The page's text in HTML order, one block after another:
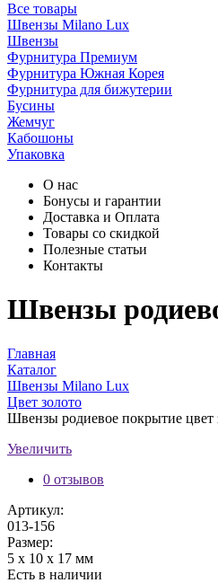
Все товары
Швензы Milano Lux
Швензы
Фурнитура Премиум
Фурнитура Южная Корея
Фурнитура для бижутерии
Бусины
Жемчуг
Кабошоны
Упаковка
О нас
Бонусы и гарантии
Доставка и Оплата
Товары со скидкой
Полезные статьи
Контакты
Швензы
Главная
Каталог
Швензы Milano Lux
Цвет золото
Швензы родиевое покрытие цвет
Увеличить
0 отзывов
Артикул:
013-156
Размер:
5 х 10 х 17 мм
Есть в наличии